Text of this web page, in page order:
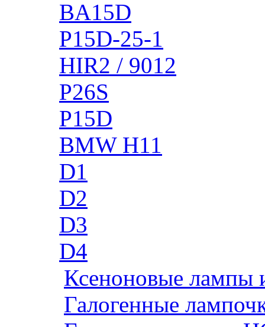
BA15D
P15D-25-1
HIR2 / 9012
P26S
P15D
BMW H11
D1
D2
D3
D4
Ксеноновые лампы
Галогенные